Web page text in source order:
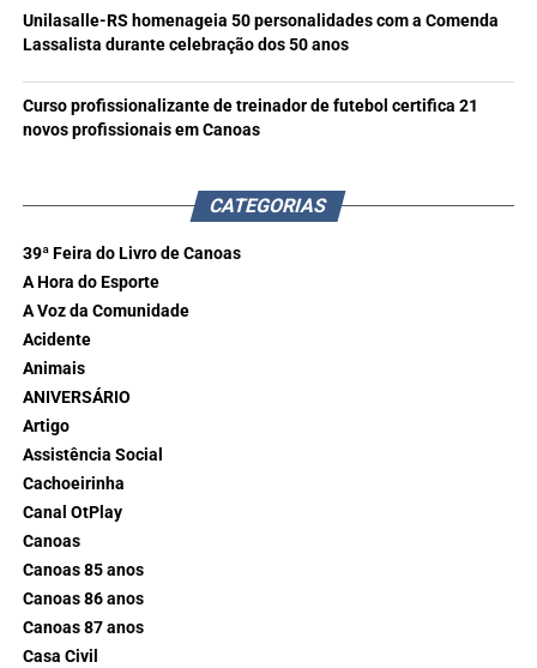
Unilasalle-RS homenageia 50 personalidades com a Comenda
Lassalista durante celebração dos 50 anos
Curso profissionalizante de treinador de futebol certifica 21
novos profissionais em Canoas
CATEGORIAS
39ª Feira do Livro de Canoas
A Hora do Esporte
A Voz da Comunidade
Acidente
Animais
ANIVERSÁRIO
Artigo
Assistência Social
Cachoeirinha
Canal OtPlay
Canoas
Canoas 85 anos
Canoas 86 anos
Canoas 87 anos
Casa Civil